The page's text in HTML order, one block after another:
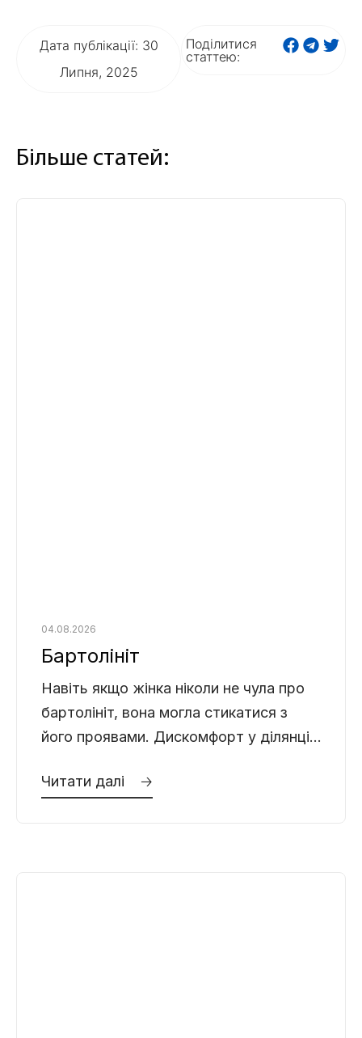
Дата публікації: 30
Липня, 2025
Поділитися
статтею:
Більше статей:
Бартолініт
04.08.2026
Навіть якщо жінка ніколи не чула про
бартолініт, вона могла стикатися з
його проявами. Дискомфорт у ділянці
час ходьби, набряк
Читати далі 🡢